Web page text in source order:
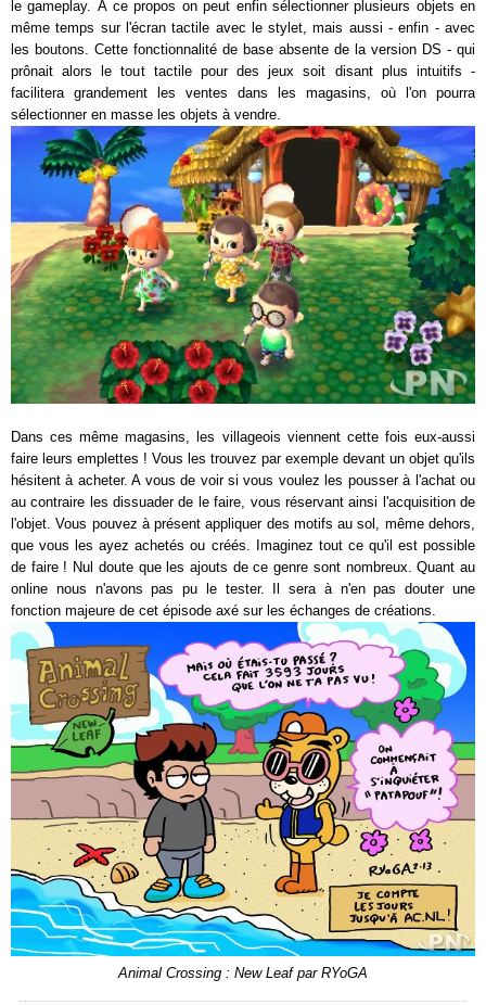
le gameplay. À ce propos on peut enfin sélectionner plusieurs objets en
même temps sur l'écran tactile avec le stylet, mais aussi - enfin - avec
les boutons. Cette fonctionnalité de base absente de la version DS - qui
prônait alors le tout tactile pour des jeux soit disant plus intuitifs -
facilitera grandement les ventes dans les magasins, où l'on pourra
sélectionner en masse les objets à vendre.
Dans ces même magasins, les villageois viennent cette fois eux-aussi
faire leurs emplettes ! Vous les trouvez par exemple devant un objet qu'ils
hésitent à acheter. A vous de voir si vous voulez les pousser à l'achat ou
au contraire les dissuader de le faire, vous réservant ainsi l'acquisition de
l'objet. Vous pouvez à présent appliquer des motifs au sol, même dehors,
que vous les ayez achetés ou créés. Imaginez tout ce qu'il est possible
de faire ! Nul doute que les ajouts de ce genre sont nombreux. Quant au
online nous n'avons pas pu le tester. Il sera à n'en pas douter une
fonction majeure de cet épisode axé sur les échanges de créations.
Animal Crossing : New Leaf par RYoGA